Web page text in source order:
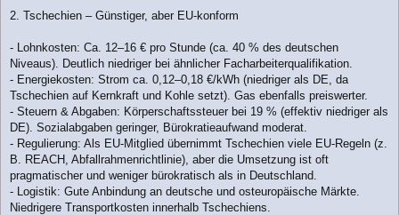
2. Tschechien – Günstiger, aber EU-konform
- Lohnkosten: Ca. 12–16 € pro Stunde (ca. 40 % des deutschen
Niveaus). Deutlich niedriger bei ähnlicher Facharbeiterqualifikation.
- Energiekosten: Strom ca. 0,12–0,18 €/kWh (niedriger als DE, da
Tschechien auf Kernkraft und Kohle setzt). Gas ebenfalls preiswerter.
- Steuern & Abgaben: Körperschaftssteuer bei 19 % (effektiv niedriger als
DE). Sozialabgaben geringer, Bürokratieaufwand moderat.
- Regulierung: Als EU-Mitglied übernimmt Tschechien viele EU-Regeln (z.
B. REACH, Abfallrahmenrichtlinie), aber die Umsetzung ist oft
pragmatischer und weniger bürokratisch als in Deutschland.
- Logistik: Gute Anbindung an deutsche und osteuropäische Märkte.
Niedrigere Transportkosten innerhalb Tschechiens.